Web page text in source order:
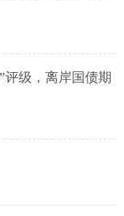
级，离岸国债期